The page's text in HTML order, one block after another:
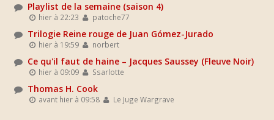
Playlist de la semaine (saison 4)
hier à 22:23 patoche77
Trilogie Reine rouge de Juan Gómez-Jurado
hier à 19:59 norbert
Ce qu'il faut de haine – Jacques Saussey (Fleuve Noir)
hier à 09:09 Ssarlotte
Thomas H. Cook
avant hier à 09:58 Le Juge Wargrave